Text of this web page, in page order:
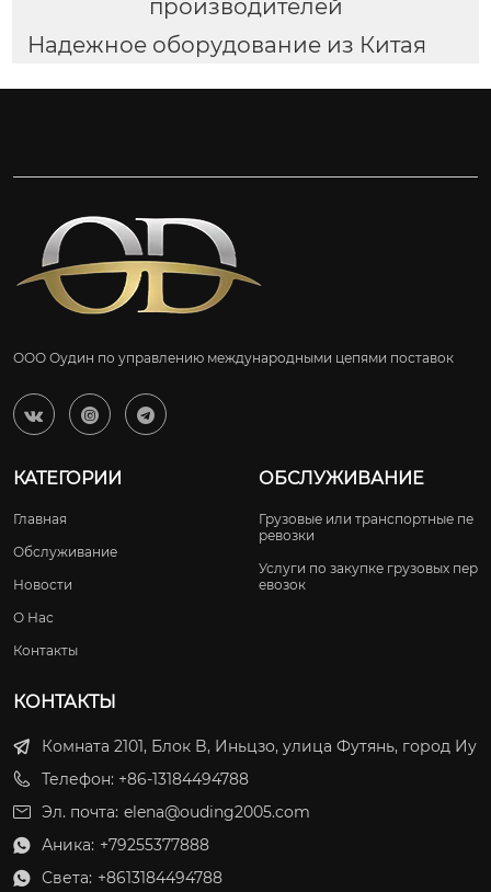
производителей
Надежное оборудование из Китая
ООО Оудин по управлению международными цепями поставок
  
КАТЕГОРИИ
Главная
Обслуживание
Новости
О Нас
Контакты
ОБСЛУЖИВАНИЕ
Грузовые или транспортные пе
ревозки
Услуги по закупке грузовых пер
евозок
КОНТАКТЫ
Комната 2101, Блок B, Иньцзо, улица Футянь, город Иу
Телефон: +86-13184494788
Эл. почта: elena@ouding2005.com
 Аника: +79255377888
 Света: +8613184494788